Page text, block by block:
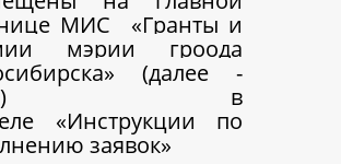
МИС
«Гранты и
мэрии гроода
(далее -
в
«Инструкции по
заявок»